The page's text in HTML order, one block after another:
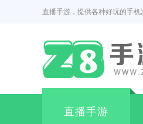
直播手游，提供各种好玩的手机
直播手游